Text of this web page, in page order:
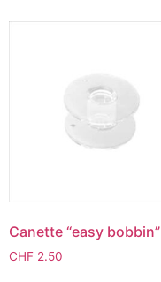
Canette “easy bobbin”
CHF 2.50